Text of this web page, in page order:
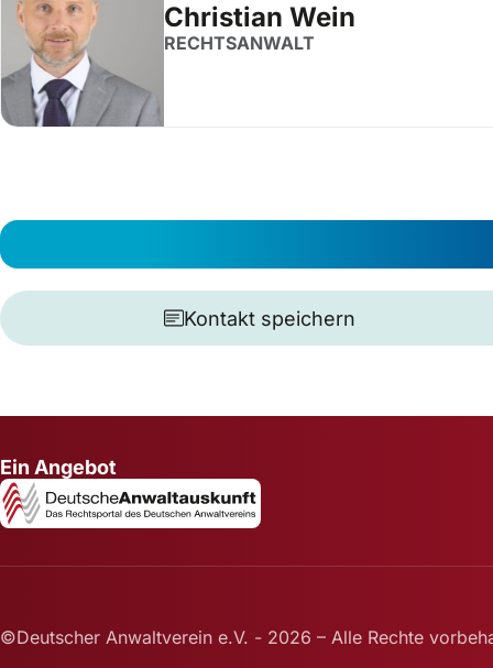
Christian Wein
RECHTSANWALT
Kontakt speichern
Ein Angebot
©Deutscher Anwaltverein e.V. - 2026 – Alle Rechte